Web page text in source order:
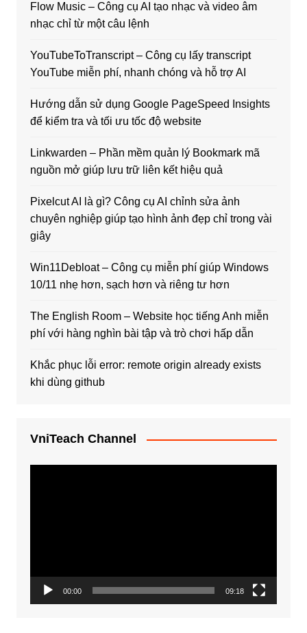
Flow Music – Công cụ AI tạo nhạc và video âm
nhạc chỉ từ một câu lệnh
YouTubeToTranscript – Công cụ lấy transcript
YouTube miễn phí, nhanh chóng và hỗ trợ AI
Hướng dẫn sử dụng Google PageSpeed Insights
để kiểm tra và tối ưu tốc độ website
Linkwarden – Phần mềm quản lý Bookmark mã
nguồn mở giúp lưu trữ liên kết hiệu quả
Pixelcut AI là gì? Công cụ AI chỉnh sửa ảnh
chuyên nghiệp giúp tạo hình ảnh đẹp chỉ trong vài
giây
Win11Debloat – Công cụ miễn phí giúp Windows
10/11 nhẹ hơn, sạch hơn và riêng tư hơn
The English Room – Website học tiếng Anh miễn
phí với hàng nghìn bài tập và trò chơi hấp dẫn
Khắc phục lỗi error: remote origin already exists
khi dùng github
VniTeach Channel
00:00 09:18